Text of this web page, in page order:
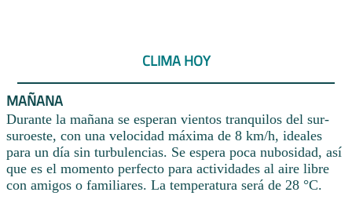
CLIMA HOY
MAÑANA
Durante la mañana se esperan vientos tranquilos del sur-
suroeste, con una velocidad máxima de 8 km/h, ideales
para un día sin turbulencias. Se espera poca nubosidad, así
que es el momento perfecto para actividades al aire libre
con amigos o familiares. La temperatura será de 28 °C.